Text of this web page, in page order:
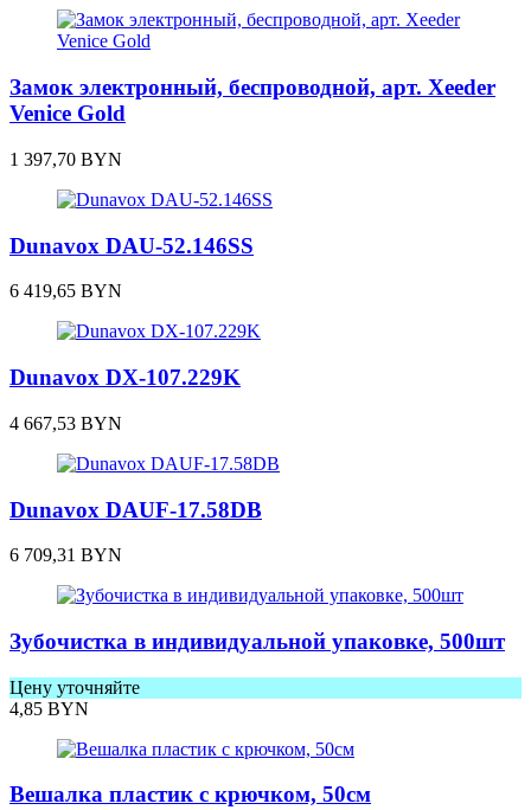
Замок электронный, беспроводной, арт. Xeeder
Venice Gold
1 397,70 BYN
Dunavox DAU-52.146SS
6 419,65 BYN
Dunavox DX-107.229K
4 667,53 BYN
Dunavox DAUF-17.58DB
6 709,31 BYN
Зубочистка в индивидуальной упаковке, 500шт
Цену уточняйте
4,85 BYN
Вешалка пластик с крючком, 50см